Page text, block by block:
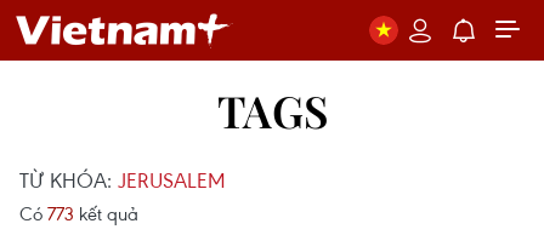
TAGS
TỪ KHÓA: JERUSALEM
Có 773 kết quả